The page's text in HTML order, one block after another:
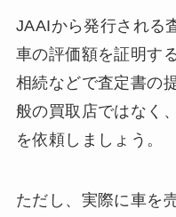
JAAIから発行される
車の評価額を証明す
相続などで査定書の
般の買取店ではなく
を依頼しましょう。
ただし、実際に車を